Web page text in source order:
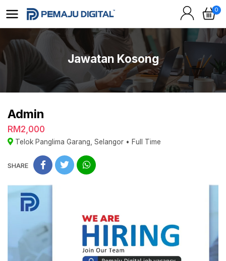
0
Jawatan Kosong
Admin
RM2,000
Telok Panglima Garang, Selangor • Full Time
SHARE